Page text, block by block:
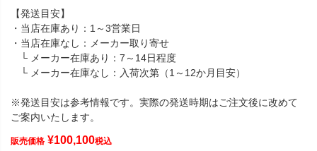
【発送目安】
・当店在庫あり：1～3営業日
・当店在庫なし：メーカー取り寄せ
└ メーカー在庫あり：7～14日程度
└ メーカー在庫なし：入荷次第（1～12か月目安）
※発送目安は参考情報です。実際の発送時期はご注文後に改めて
ご案内いたします。
販売価格 ¥100,100税込